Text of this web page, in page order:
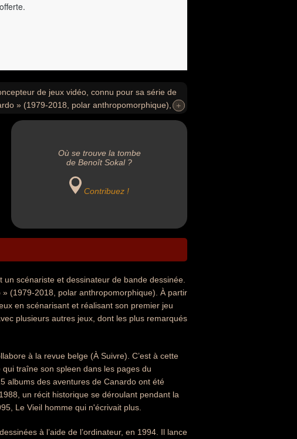
de jeux vidéo, connu pour sa série de
» (1979-2018, polar anthropomorphique), il+
+
Où se trouve la tombe
de Benoît Sokal ?
Contribuez !
scénariste et dessinateur de bande dessinée.
(1979-2018, polar anthropomorphique). À partir
en scénarisant et réalisant son premier jeu
plusieurs autres jeux, dont les plus remarqués
à la revue belge (À Suivre). C’est à cette
traîne son spleen dans les pages du
albums des aventures de Canardo ont été
un récit historique se déroulant pendant la
Le Vieil homme qui n'écrivait plus.
à l’aide de l’ordinateur, en 1994. Il lance